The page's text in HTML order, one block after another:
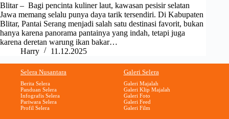
Blitar – Bagi pencinta kuliner laut, kawasan pesisir selatan
Jawa memang selalu punya daya tarik tersendiri. Di Kabupaten
Blitar, Pantai Serang menjadi salah satu destinasi favorit, bukan
hanya karena panorama pantainya yang indah, tetapi juga
karena deretan warung ikan bakar…
Harry
11.12.2025
Selera Nusantara
Berita Selera
Panduan Selera
Infografis Selera
Pariwara Selera
Profil Selera
Galeri Selera
Galeri Majalah
Galeri Klip Majalah
Galeri Foto
Galeri Feed
Galeri Film